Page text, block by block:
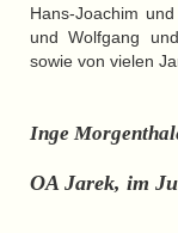
Hans-Joachim
und Wolfgang
sowie von vielen
Inge
OA Jarek, im